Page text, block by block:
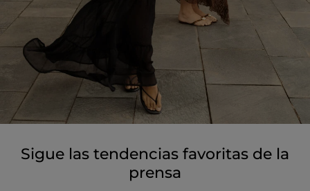
Sigue las tendencias favoritas de la
prensa